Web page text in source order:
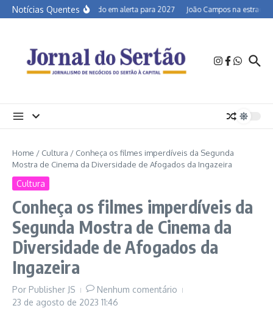
Ir para o conteúdo
Notícias QuentesSemiárido em alerta para 2027 João Campos na estrada
Home / Cultura / Conheça os filmes imperdíveis da Segunda
Mostra de Cinema da Diversidade de Afogados da Ingazeira
Cultura
Conheça os filmes imperdíveis da
Segunda Mostra de Cinema da
Diversidade de Afogados da
Ingazeira
Por Publisher JS
Nenhum comentário
23 de agosto de 2023 11:46